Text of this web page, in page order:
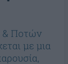
& Ποτών
με μια